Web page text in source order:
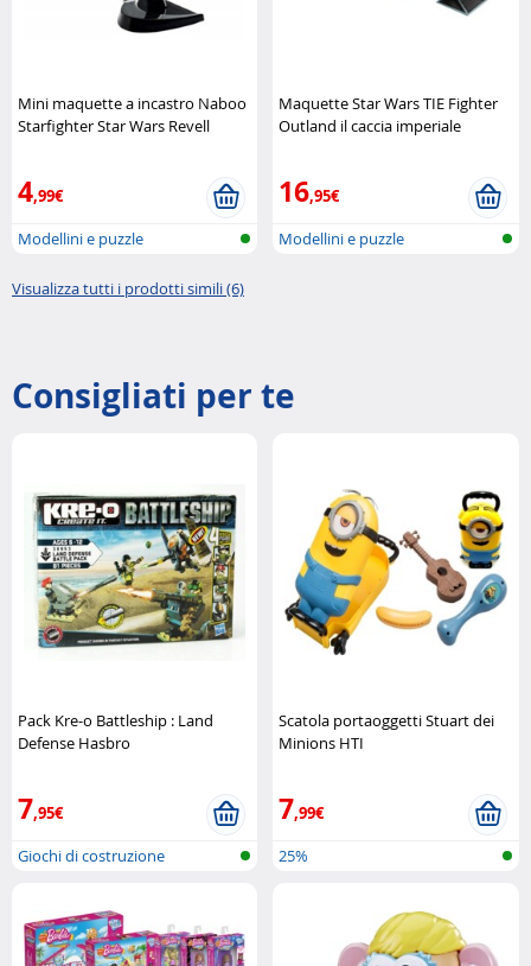
Mini maquette a incastro Naboo
Starfighter Star Wars Revell
4,99€
Modellini e puzzle
Maquette Star Wars TIE Fighter
Outland il caccia imperiale
16,95€
Modellini e puzzle
Visualizza tutti i prodotti simili (6)
Consigliati per te
Pack Kre-o Battleship : Land
Defense Hasbro
7,95€
Giochi di costruzione
Scatola portaoggetti Stuart dei
Minions HTI
7,99€
25%